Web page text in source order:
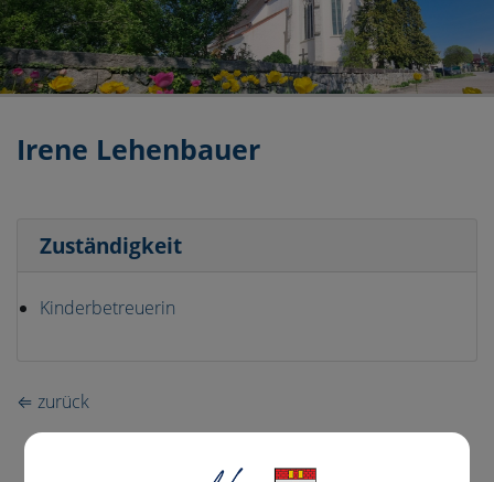
Irene Lehenbauer
Zuständigkeit
Kinderbetreuerin
⇐ zurück